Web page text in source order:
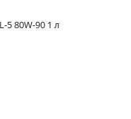
5 80W-90 1 л